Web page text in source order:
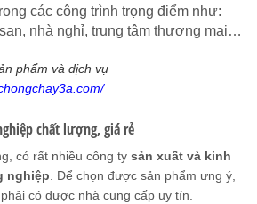
các công trình trọng điểm như:
nhà nghỉ, trung tâm thương mại…
phẩm và dịch vụ
chất lượng, giá rẻ
có rất nhiều công ty sản xuất và kinh
nghiệp. Để chọn được sản phẩm ưng ý,
có được nhà cung cấp uy tín.